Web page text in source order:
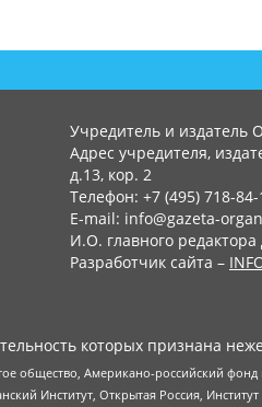
Учредитель и
Адрес учредителя,
д.13, кор. 2
Телефон: +7 (495) 718-84-
E-mail: info@gazeta-
И.О. главного
Разработчик сайта –
которых признана
общество, Американо-российский
Институт, Открытая Россия,